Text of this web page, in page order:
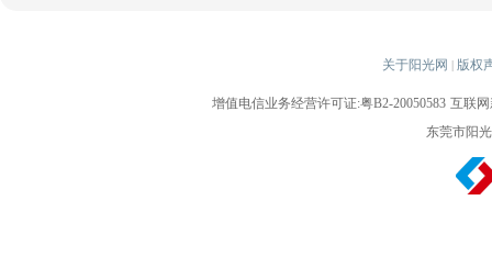
关于阳光网 | 版权
增值电信业务经营许可证:粤B2-20050583 互联网
东莞市阳